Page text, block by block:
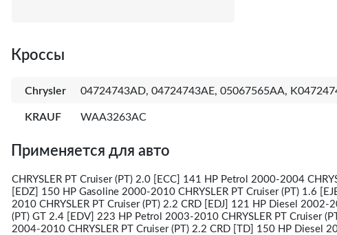
Кроссы
Chrysler 04724743AD, 04724743AE, 05067565AA,
KRAUF WAA3263AC
Применяется для авто
CHRYSLER PT Cruiser (PT) 2.0 [ECC] 141 HP Petrol 2000-2004
[EDZ] 150 HP Gasoline 2000-2010 CHRYSLER PT Cruiser (PT) 1.6
2010 CHRYSLER PT Cruiser (PT) 2.2 CRD [EDJ] 121 HP Diesel 2002-
(PT) GT 2.4 [EDV] 223 HP Petrol 2003-2010 CHRYSLER PT Cruiser
2004-2010 CHRYSLER PT Cruiser (PT) 2.2 CRD [TD] 150 HP Diesel